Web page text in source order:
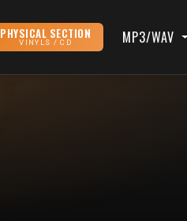
PHYSICAL SECTION
VINYLS / CD MP3/WAV